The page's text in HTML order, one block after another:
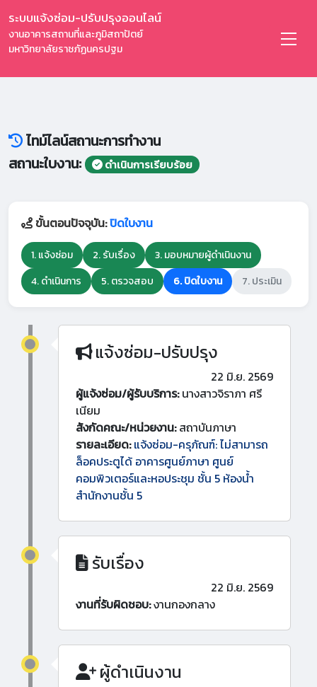
ระบบแจ้งซ่อม-ปรับปรุงออนไลน์
งานอาคารสถานที่และภูมิสถาปัตย์
มหาวิทยาลัยราชภัฏนครปฐม
ไทม์ไลน์สถานะการทำงาน
สถานะใบงาน:
ดำเนินการเรียบร้อย
ขั้นตอนปัจจุบัน:ปิดใบงาน
1. แจ้งซ่อม 2. รับเรื่อง
3. มอบหมายผู้ดำเนินงาน
4. ดำเนินการ
5. ตรวจสอบ 6. ปิดใบงาน 7. ประเมิน
แจ้งซ่อม-ปรับปรุง
22 มิ.ย. 2569
ผู้แจ้งซ่อม/ผู้รับบริการ:นางสาวจิราภา ศรี
เนียม
สังกัดคณะ/หน่วยงาน:สถาบันภาษา
รายละเอียด: แจ้งซ่อม-ครุภัณฑ์: ไม่สามารถ
ล็อคประตูได้ อาคารศูนย์ภาษา ศูนย์
คอมพิวเตอร์และหอประชุม ชั้น 5 ห้องน้ำ
สำนักงานชั้น 5
รับเรื่อง
22 มิ.ย. 2569
งานที่รับผิดชอบ:งานกองกลาง
ผู้ดำเนินงาน